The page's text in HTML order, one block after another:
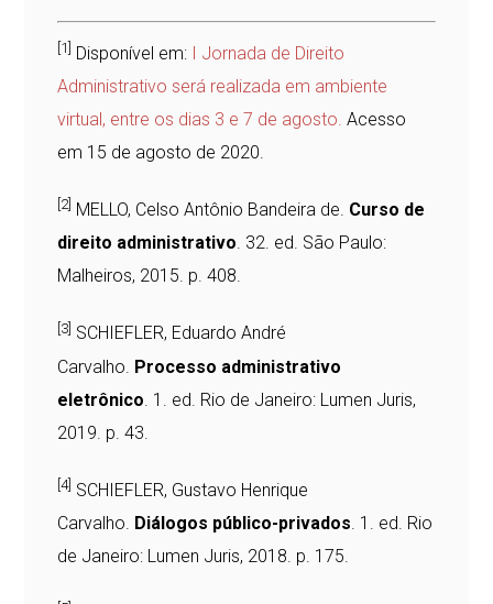
[1] Disponível em:
I Jornada de Direito
Administrativo será realizada em ambiente
virtual, entre os dias 3 e 7 de agosto. Acesso
em 15 de agosto de 2020.
[2] MELLO, Celso Antônio Bandeira de. Curso de
direito administrativo. 32. ed. São Paulo:
Malheiros, 2015. p. 408.
[3] SCHIEFLER, Eduardo André
Carvalho. Processo administrativo
eletrônico. 1. ed. Rio de Janeiro: Lumen Juris,
2019. p. 43.
[4] SCHIEFLER, Gustavo Henrique
Carvalho. Diálogos público-privados. 1. ed. Rio
de Janeiro: Lumen Juris, 2018. p. 175.